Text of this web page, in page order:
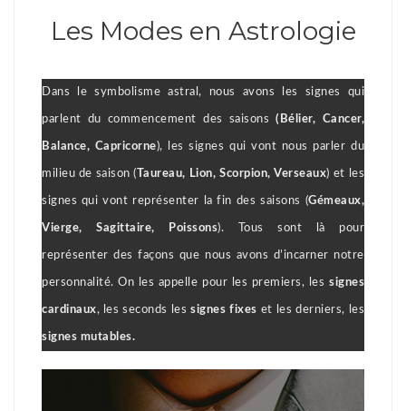
Les Modes en Astrologie
Dans le symbolisme astral, nous avons les signes qui
parlent du commencement des saisons(Bélier, Cancer,
Balance, Capricorne), les signes qui vont nous parler du
milieu de saison (Taureau, Lion, Scorpion, Verseaux) et les
signes qui vont représenter la fin des saisons (Gémeaux,
Vierge, Sagittaire, Poissons). Tous sont là pour
représenter des façons que nous avons d’incarner notre
personnalité. On les appelle pour les premiers, les signes
cardinaux, les seconds lessignes fixes et les derniers, les
signes mutables.